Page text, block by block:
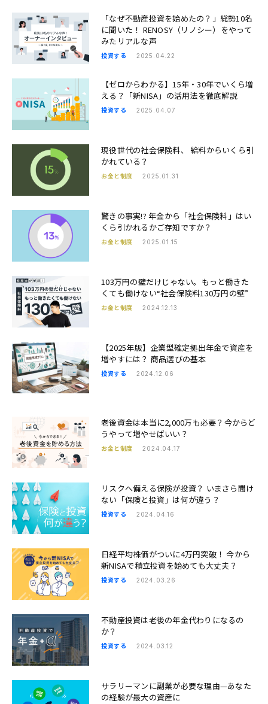
「なぜ不動産投資を始めたの？」総勢10名
に聞いた！ RENOSY（リノシー）をやって
みたリアルな声
投資する 2025.04.22
【ゼロからわかる】15年・30年でいくら増
える？「新NISA」の活用法を徹底解説
投資する 2025.04.07
現役世代の社会保険料、 給料からいくら引
かれている？
お金と制度 2025.01.31
驚きの事実!? 年金から「社会保険料」はい
くら引かれるかご存知ですか？
お金と制度 2025.01.15
103万円の壁だけじゃない。もっと働きた
くても働けない“社会保険料130万円の壁”
お金と制度 2024.12.13
【2025年版】企業型確定拠出年金で資産を
増やすには？ 商品選びの基本
投資する 2024.12.06
老後資金は本当に2,000万も必要？今からど
うやって増やせばいい？
お金と制度 2024.04.17
リスクへ備える保険が投資？ いまさら聞け
ない「保険と投資」は何が違う？
投資する 2024.04.16
日経平均株価がついに4万円突破！ 今から
新NISAで積立投資を始めても大丈夫？
投資する 2024.03.26
不動産投資は老後の年金代わりになるの
か？
投資する 2024.03.12
サラリーマンに副業が必要な理由—あなた
の経験が最大の資産に